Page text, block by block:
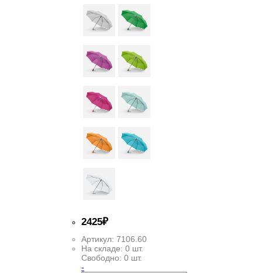
2425₽
Артикул: 7106.60
На складе: 0 шт.
Свободно: 0 шт.
-